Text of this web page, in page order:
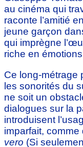
au cinéma qui
raconte l’amitié
jeune garçon
qui imprègne
riche en
Ce long-métrage
les sonorités du
ne soit un
dialogues sur la
introduisent
imparfait,
vero (Si